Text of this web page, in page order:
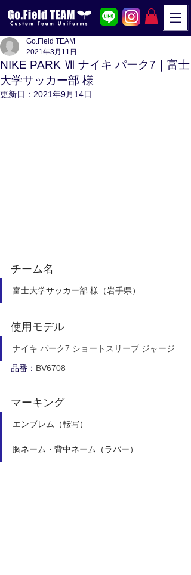
NIKE PARK Ⅶ ナイキ パーク7｜富士
大学サッカー部 様
Go.Field TEAM
2021年3月11日
更新日： 2021年9月14日
チーム名
富士大学サッカー部 様（岩手県）
使用モデル
ナイキ パーク7 ショートスリーブ ジャージ
品番： BV6708
マーキング
エンブレム（転写）
胸ネーム・背中ネーム（ラバー）